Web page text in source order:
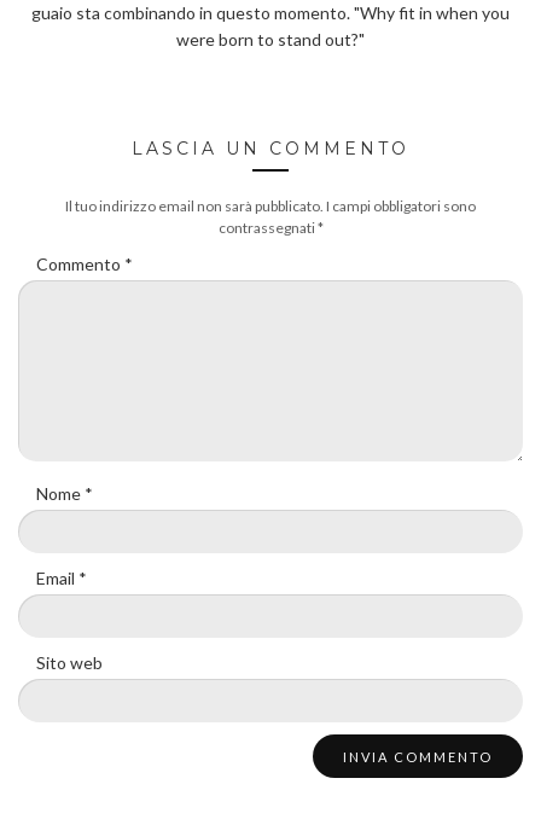
guaio sta combinando in questo momento. "Why fit in when you
were born to stand out?"
LASCIA UN COMMENTO
Il tuo indirizzo email non sarà pubblicato. I campi obbligatori sono
contrassegnati*
Commento *
Nome *
Email *
Sito web